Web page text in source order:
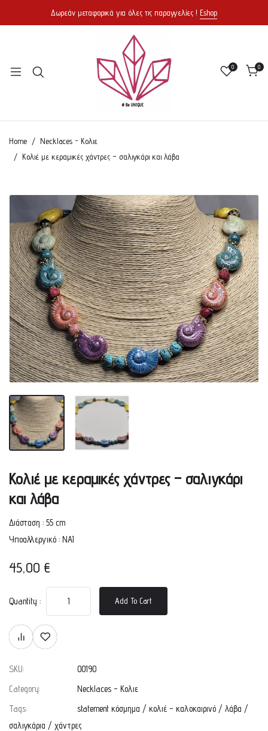
Δωρεάν μεταφορικά για όλες τις παραγγελίες ! Eshop
0 0
Home
Necklaces - Κολιε
Κολιέ με κεραμικές χάντρες – σαλιγκάρι και λάβα
Κολιέ με κεραμικές χάντρες – σαλιγκάρι
και λάβα
Διάσταση : 55 cm
Υποαλλεργικό : ΝΑΙ
45,00 €
Quantity : Add To Cart
SKU:
00190
Category:
Necklaces - Κολιε
Tags:
statement κόσμημα / κολιέ - καλοκαιρινό / λάβα /
σαλιγκάρια / χάντρες